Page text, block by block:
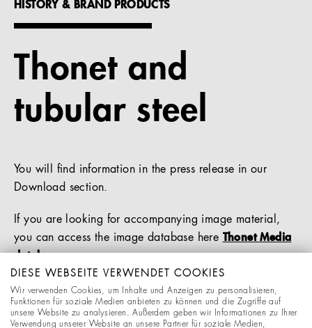
Services
Company
HISTORY & BRAND PRODUCTS
Thonet and
tubular steel
You will find information in the press release in our
Download section.
If you are looking for accompanying image material,
you can access the image database here
Thonet Media
database
DOWNLOADS
DIESE WEBSEITE VERWENDET COOKIES
Wir verwenden Cookies, um Inhalte und Anzeigen zu personalisieren,
Funktionen für soziale Medien anbieten zu können und die Zugriffe auf
unsere Website zu analysieren. Außerdem geben wir Informationen zu Ihrer
Verwendung unserer Website an unsere Partner für soziale Medien,